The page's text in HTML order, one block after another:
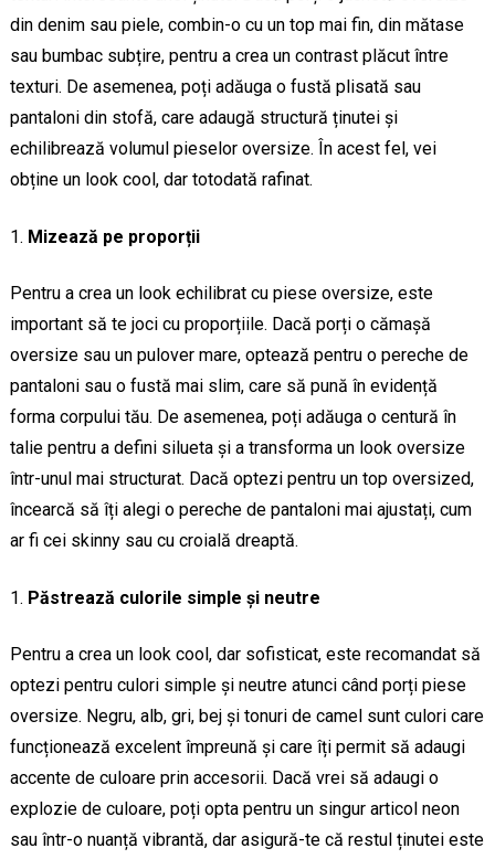
din denim sau piele, combin-o cu un top mai fin, din mătase
sau bumbac subțire, pentru a crea un contrast plăcut între
texturi. De asemenea, poți adăuga o fustă plisată sau
pantaloni din stofă, care adaugă structură ținutei și
echilibrează volumul pieselor oversize. În acest fel, vei
obține un look cool, dar totodată rafinat.
Mizează pe proporții
Pentru a crea un look echilibrat cu piese oversize, este
important să te joci cu proporțiile. Dacă porți o cămașă
oversize sau un pulover mare, optează pentru o pereche de
pantaloni sau o fustă mai slim, care să pună în evidență
forma corpului tău. De asemenea, poți adăuga o centură în
talie pentru a defini silueta și a transforma un look oversize
într-unul mai structurat. Dacă optezi pentru un top oversized,
încearcă să îți alegi o pereche de pantaloni mai ajustați, cum
ar fi cei skinny sau cu croială dreaptă.
Păstrează culorile simple și neutre
Pentru a crea un look cool, dar sofisticat, este recomandat să
optezi pentru culori simple și neutre atunci când porți piese
oversize. Negru, alb, gri, bej și tonuri de camel sunt culori care
funcționează excelent împreună și care îți permit să adaugi
accente de culoare prin accesorii. Dacă vrei să adaugi o
explozie de culoare, poți opta pentru un singur articol neon
sau într-o nuanță vibrantă, dar asigură-te că restul ținutei este